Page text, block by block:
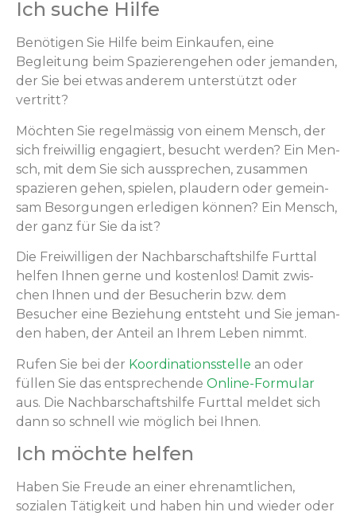
Ich suche Hilfe
Benöti­gen Sie Hil­fe beim Einkaufen, eine
Begleitung beim Spazierenge­hen oder jeman­den,
der Sie bei etwas anderem unter­stützt oder
vertritt?
Möcht­en Sie regelmäs­sig von einem Men­sch, der
sich frei­willig engagiert, besucht wer­den? Ein Men­
sch, mit dem Sie sich aussprechen, zusam­men
spazieren gehen, spie­len, plaud­ern oder gemein­
sam Besorgun­gen erledi­gen kön­nen? Ein Men­sch,
der ganz für Sie da ist?
Die Frei­willi­gen der Nach­barschaft­shil­fe Furt­tal
helfen Ihnen gerne und kosten­los! Damit zwis­
chen Ihnen und der Besucherin bzw. dem
Besuch­er eine Beziehung entste­ht und Sie jeman­
den haben, der Anteil an Ihrem Leben nimmt.
Rufen Sie bei der Koor­di­na­tion­sstelle an oder
füllen Sie das entsprechende Online-For­mu­lar
aus. Die Nach­barschaft­shil­fe Furt­tal meldet sich
dann so schnell wie möglich bei Ihnen.
Ich möchte helfen
Haben Sie Freude an ein­er ehre­namtlichen,
sozialen Tätigkeit und haben hin und wieder oder